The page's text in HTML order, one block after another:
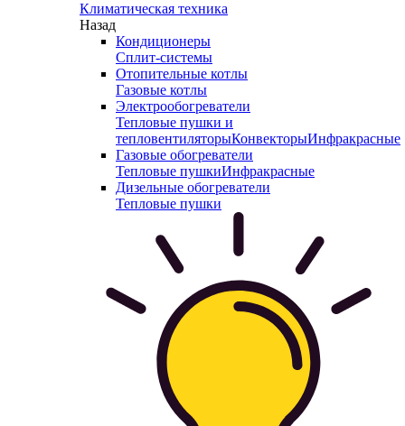
Климатическая техника
Назад
Кондиционеры
Сплит-системы
Отопительные котлы
Газовые котлы
Электрообогреватели
Тепловые пушки и
тепловентиляторыКонвекторыИнфракрасные
Газовые обогреватели
Тепловые пушкиИнфракрасные
Дизельные обогреватели
Тепловые пушки